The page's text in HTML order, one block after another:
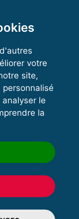
votre
site,
le
la
réservés